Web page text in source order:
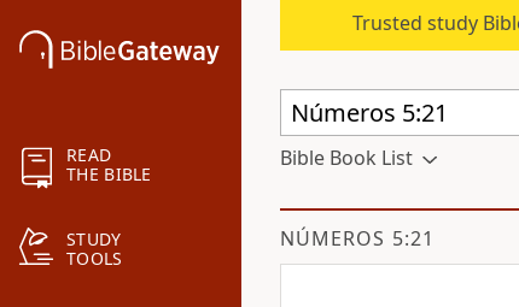
READ
THE BIBLE
STUDY
TOOLS
Trusted study
Bible Book List
NÚMEROS 5:21